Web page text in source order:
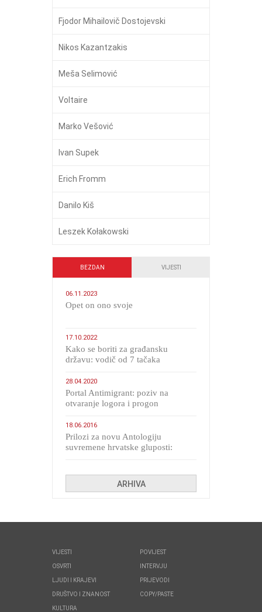
Fjodor Mihailovič Dostojevski
Nikos Kazantzakis
Meša Selimović
Voltaire
Marko Vešović
Ivan Supek
Erich Fromm
Danilo Kiš
Leszek Kołakowski
BEZDAN VIJESTI
06.11.2023
​Opet on ono svoje
17.10.2022
Kako se boriti za građansku
državu: vodič od 7 tačaka
28.04.2020
Portal Antimigrant: poziv na
otvaranje logora i progon
18.06.2016
Prilozi za novu Antologiju
suvremene hrvatske gluposti:
ARHIVA
VIJESTI
OSVRTI
LJUDI I KRAJEVI
DRUŠTVO I ZNANOST
KULTURA
POVIJEST
INTERVJU
PRIJEVODI
COPY/PASTE